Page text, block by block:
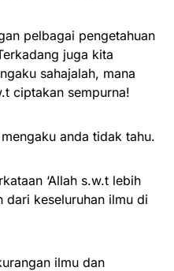
pelbagai pengetahuan
juga kita
sahajalah, mana
ciptakan sempurna!
anda tidak tahu.
‘Allah s.w.t lebih
dari keseluruhan ilmu di
ilmu dan